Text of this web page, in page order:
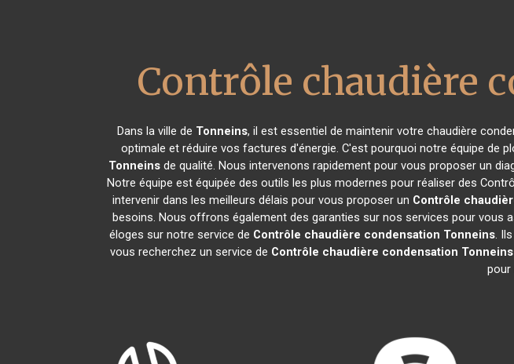
Contrôle chaudière
Dans la ville de Tonneins, il est essentiel de maintenir votre chaudière
optimale et réduire vos factures d'énergie. C'est pourquoi notre équipe de
Tonneins de qualité. Nous intervenons rapidement pour vous proposer un
Notre équipe est équipée des outils les plus modernes pour réaliser des
intervenir dans les meilleurs délais pour vous proposer un Contrôle
besoins. Nous offrons également des garanties sur nos services pour
éloges sur notre service de Contrôle chaudière condensation Tonneins.
vous recherchez un service de Contrôle chaudière condensation Tonneins
pour